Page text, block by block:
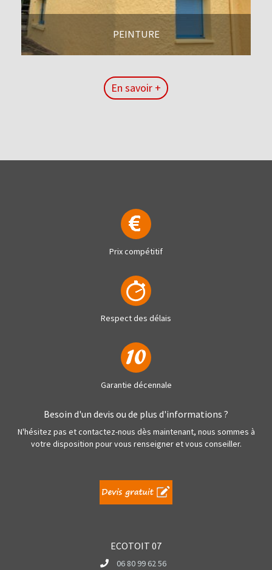
PEINTURE
En savoir +
Prix compétitif
Respect des délais
Garantie décennale
Besoin d'un devis ou de plus d'informations ?
N'hésitez pas et contactez-nous dès maintenant, nous sommes à
votre disposition pour vous renseigner et vous conseiller.
ECOTOIT 07
06 80 99 62 56